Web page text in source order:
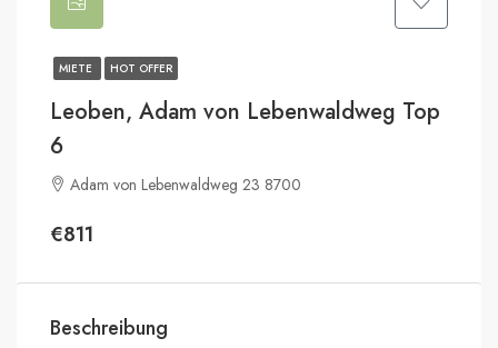
MIETE HOT OFFER
Leoben, Adam von Lebenwaldweg Top
6
Adam von Lebenwaldweg 23 8700
€811
Beschreibung